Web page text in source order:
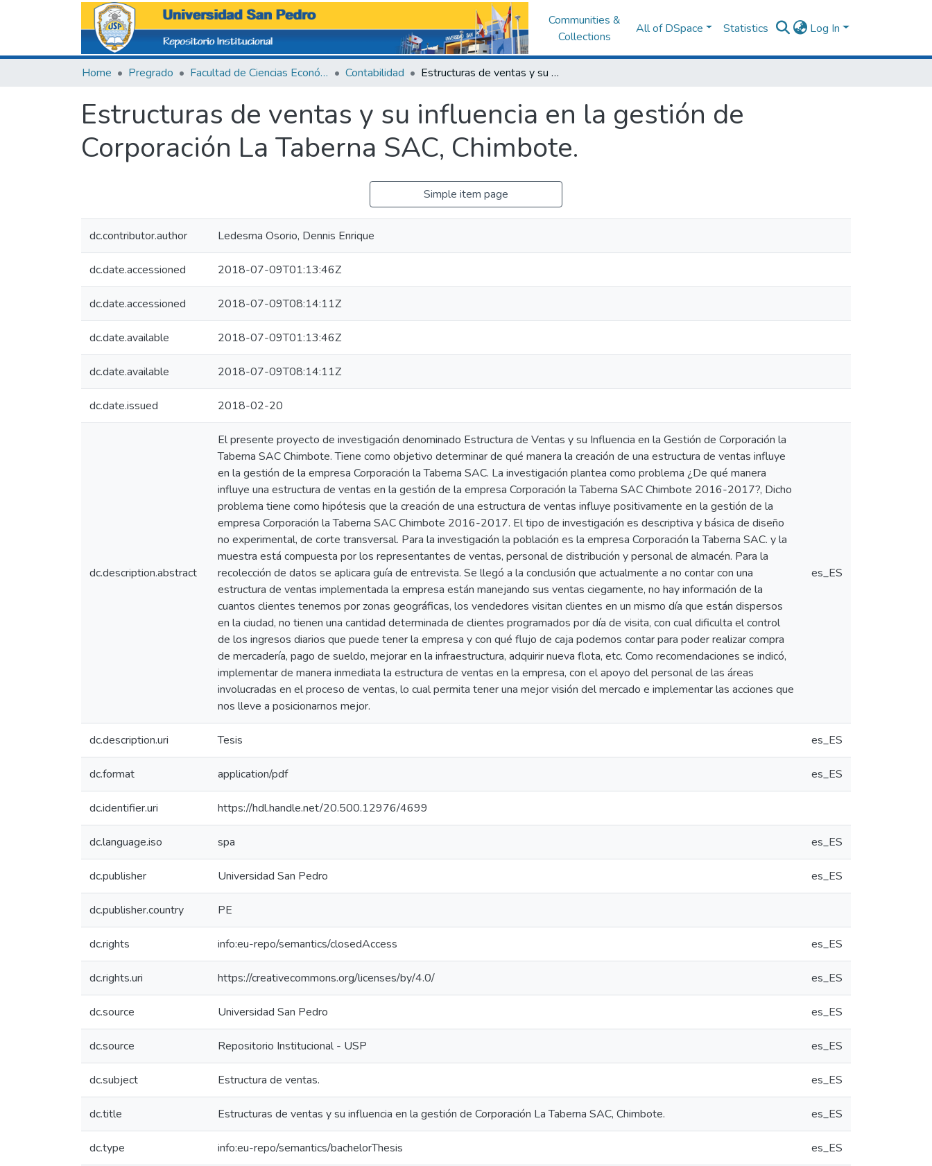
Communities &
Collections
All of DSpace Statistics Log In
Home Pregrado Facultad de Ciencias Económicas y Administrativas Contabilidad Estructuras de ventas y su influencia en la gestión de Corporación La Taberna SAC, Chimbote.
Estructuras de ventas y su influencia en la gestión de
Corporación La Taberna SAC, Chimbote.
Simple item page
dc.contributor.author Ledesma Osorio, Dennis Enrique
dc.date.accessioned 2018-07-09T01:13:46Z
dc.date.accessioned 2018-07-09T08:14:11Z
dc.date.available 2018-07-09T01:13:46Z
dc.date.available 2018-07-09T08:14:11Z
dc.date.issued 2018-02-20
dc.description.abstract
El presente proyecto de investigación denominado Estructura de Ventas y su Influencia en la Gestión de Corporación la
Taberna SAC Chimbote. Tiene como objetivo determinar de qué manera la creación de una estructura de ventas influye
en la gestión de la empresa Corporación la Taberna SAC. La investigación plantea como problema ¿De qué manera
influye una estructura de ventas en la gestión de la empresa Corporación la Taberna SAC Chimbote 2016-2017?, Dicho
problema tiene como hipótesis que la creación de una estructura de ventas influye positivamente en la gestión de la
empresa Corporación la Taberna SAC Chimbote 2016-2017. El tipo de investigación es descriptiva y básica de diseño
no experimental, de corte transversal. Para la investigación la población es la empresa Corporación la Taberna SAC. y la
muestra está compuesta por los representantes de ventas, personal de distribución y personal de almacén. Para la
recolección de datos se aplicara guía de entrevista. Se llegó a la conclusión que actualmente a no contar con una
estructura de ventas implementada la empresa están manejando sus ventas ciegamente, no hay información de la
cuantos clientes tenemos por zonas geográficas, los vendedores visitan clientes en un mismo día que están dispersos
en la ciudad, no tienen una cantidad determinada de clientes programados por día de visita, con cual dificulta el control
de los ingresos diarios que puede tener la empresa y con qué flujo de caja podemos contar para poder realizar compra
de mercadería, pago de sueldo, mejorar en la infraestructura, adquirir nueva flota, etc. Como recomendaciones se indicó,
implementar de manera inmediata la estructura de ventas en la empresa, con el apoyo del personal de las áreas
involucradas en el proceso de ventas, lo cual permita tener una mejor visión del mercado e implementar las acciones que
nos lleve a posicionarnos mejor.
es_ES
dc.description.uri Tesis es_ES
dc.format application/pdf es_ES
dc.identifier.uri https://hdl.handle.net/20.500.12976/4699
dc.language.iso spa es_ES
dc.publisher Universidad San Pedro es_ES
dc.publisher.country PE
dc.rights info:eu-repo/semantics/closedAccess es_ES
dc.rights.uri https://creativecommons.org/licenses/by/4.0/ es_ES
dc.source Universidad San Pedro es_ES
dc.source Repositorio Institucional - USP es_ES
dc.subject Estructura de ventas. es_ES
dc.title Estructuras de ventas y su influencia en la gestión de Corporación La Taberna SAC, Chimbote. es_ES
dc.type info:eu-repo/semantics/bachelorThesis es_ES